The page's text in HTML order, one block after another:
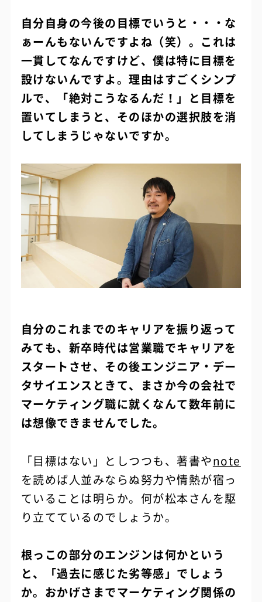
自分自身の今後の目標でいうと・・・な
ぁーんもないんですよね（笑）。これは
一貫してなんですけど、僕は特に目標を
設けないんですよ。理由はすごくシンプ
ルで、「絶対こうなるんだ！」と目標を
置いてしまうと、そのほかの選択肢を消
してしまうじゃないですか。
自分のこれまでのキャリアを振り返って
みても、新卒時代は営業職でキャリアを
スタートさせ、その後エンジニア・デー
タサイエンスときて、まさか今の会社で
マーケティング職に就くなんて数年前に
は想像できませんでした。
「目標はない」としつつも、著書やnote
を読めば人並みならぬ努力や情熱が宿っ
ていることは明らか。何が松本さんを駆
り立てているのでしょうか。
根っこの部分のエンジンは何かという
と、「過去に感じた劣等感」でしょう
か。おかげさまでマーケティング関係の